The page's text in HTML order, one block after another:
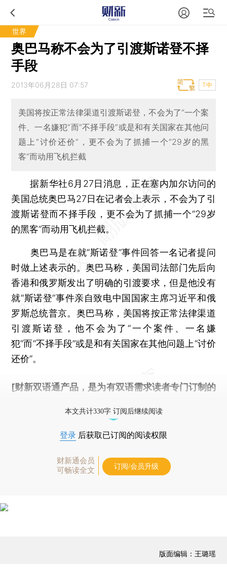
世界
奥巴马称不会为了引渡斯诺登不择
手段
2013年06月28日 07:57 T中
美国将按正常法律渠道引渡斯诺登，不会为了“一个案
件、一名嫌犯”而“不择手段”或是和有关国家在其他问
题上“讨价还价”，更不会为了抓捕一个“29岁的黑
客”而动用飞机拦截
据新华社6月27日消息，正在塞内加尔访问的
美国总统奥巴马27日在记者会上表示，不会为了引
渡斯诺登而不择手段，更不会为了抓捕一个“29岁
的黑客”而动用飞机拦截。
奥巴马是在就“斯诺登”事件回答一名记者提问
时做上述表示的。奥巴马称，美国司法部门先后向
香港和俄罗斯发出了明确的引渡要求，但是他没有
就“斯诺登”事件亲自致电中国国家主席习近平和俄
罗斯总统普京。奥巴马称，美国将按正常法律渠道
引渡斯诺登，他不会为了“一个案件、一名嫌
犯”而“不择手段”或是和有关国家在其他问题上“讨价
还价”。
[财新双语通产品，是为有双语需求读者专门订制的
本文共计330字 订阅后继续阅读
登录 后获取已订阅的阅读权限
财新通会员
可畅读全文
订阅/会员升级
版面编辑：王璐瑶